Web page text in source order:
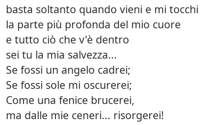
basta soltanto quando vieni e mi tocchi
la parte più profonda del mio cuore
e tutto ciò che v'è dentro
sei tu la mia salvezza...
Se fossi un angelo cadrei;
Se fossi sole mi oscurerei;
Come una fenice brucerei,
ma dalle mie ceneri... risorgerei!